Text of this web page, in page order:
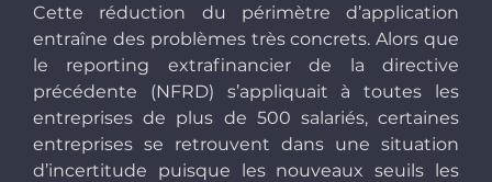
Cette réduction du périmètre d’application
entraîne des problèmes très concrets. Alors que
le reporting extrafinancier de la directive
précédente (NFRD) s’appliquait à toutes les
entreprises de plus de 500 salariés, certaines
entreprises se retrouvent dans une situation
d’incertitude puisque les nouveaux seuils les